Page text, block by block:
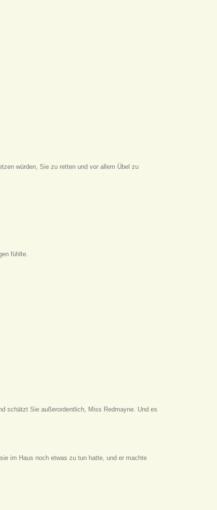
würden, Sie zu retten und vor allem Übel zu
fühlte.
schätzt Sie außerordentlich, Miss Redmayne. Und es
im Haus noch etwas zu tun hatte, und er machte